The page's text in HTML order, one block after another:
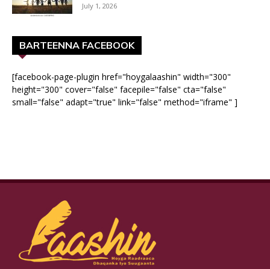
July 1, 2026
BARTEENNA FACEBOOK
[facebook-page-plugin href="hoygalaashin" width="300"
height="300" cover="false" facepile="false" cta="false"
small="false" adapt="true" link="false" method="iframe" ]